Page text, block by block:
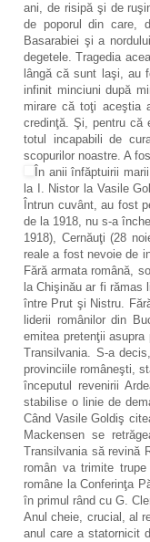
ani, de risipă şi de
de poporul din care,
Basarabiei şi a
degetele. Tragedia
lângă că sunt laşi, au
infinit minciuni după
mirare că toţi aceştia
credinţă. Şi, pentru că
totul incapabili de
scopurilor noastre. A
În anii înfăptuirii
la I. Nistor la Vasile
Întrun cuvânt, au fost
de la 1918, nu s-a
1918), Cernăuţi (28
reale a fost nevoie de
Fără armata română,
la Chişinău ar fi rămas
între Prut şi Nistru.
liderii românilor din
emitea pretenţii
Transilvania. S-a
provinciile româneşti,
începutul revenirii
stabilise o linie de
Când Vasile Goldiş
Mackensen se
Transilvania să revină
român va trimite
române la Conferinţa
în primul rând cu G.
Anul cheie, crucial, al
anul care a statornicit